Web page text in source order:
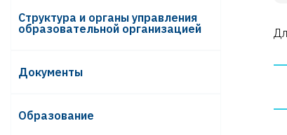
Структура и органы управления
образовательной организацией
Документы
Образование